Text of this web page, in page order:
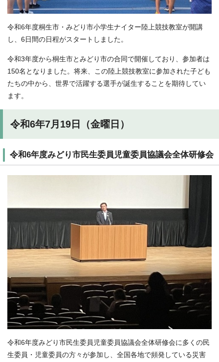
令和6年度桐生市・みどり市小学生ナイター陸上競技教室が開講
し、6日間の日程がスタートしました。
令和3年度から桐生市とみどり市の合同で開催しており、参加者は
150名となりました。将来、この陸上競技教室に参加された子ども
たちの中から、世界で活躍する選手が誕生することを期待してい
ます。
令和6年7月19日（金曜日）
令和6年度みどり市民生委員児童委員協議会全体研修会
令和6年度みどり市民生委員児童委員協議会全体研修会に多くの民
生委員・児童委員の方々が参加し、全国各地で頻発している災害